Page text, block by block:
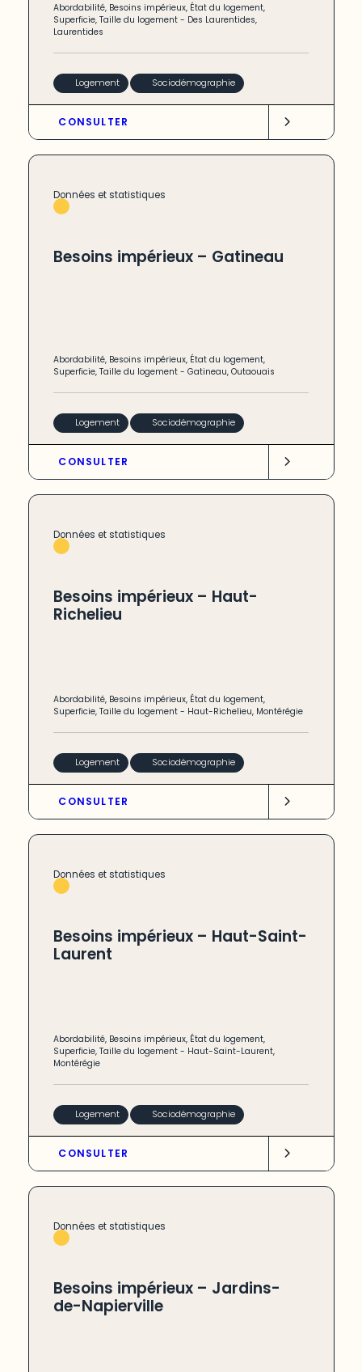
Abordabilité, Besoins impérieux, État du logement,
Superficie,Taille du logement - Des Laurentides,
Laurentides
Logement Sociodémographie
CONSULTER
Données et statistiques
Besoins impérieux – Gatineau
Abordabilité, Besoins impérieux, État du logement,
Superficie,Taille du logement -Gatineau,Outaouais
Logement Sociodémographie
CONSULTER
Données et statistiques
Besoins impérieux – Haut-
Richelieu
Abordabilité, Besoins impérieux, État du logement,
Superficie,Taille du logement - Haut-Richelieu, Montérégie
Logement Sociodémographie
CONSULTER
Données et statistiques
Besoins impérieux – Haut-Saint-
Laurent
Abordabilité, Besoins impérieux, État du logement,
Superficie,Taille du logement - Haut-Saint-Laurent,
Montérégie
Logement Sociodémographie
CONSULTER
Données et statistiques
Besoins impérieux – Jardins-
de-Napierville